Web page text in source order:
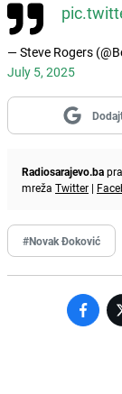
— Steve Rogers
July 5, 2025
Radiosarajevo.ba
mreža Twitter |
#Novak Đoković